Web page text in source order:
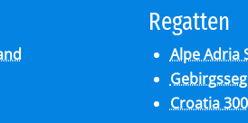
Re­gat­ten
Alpe Adria
Croatia 300